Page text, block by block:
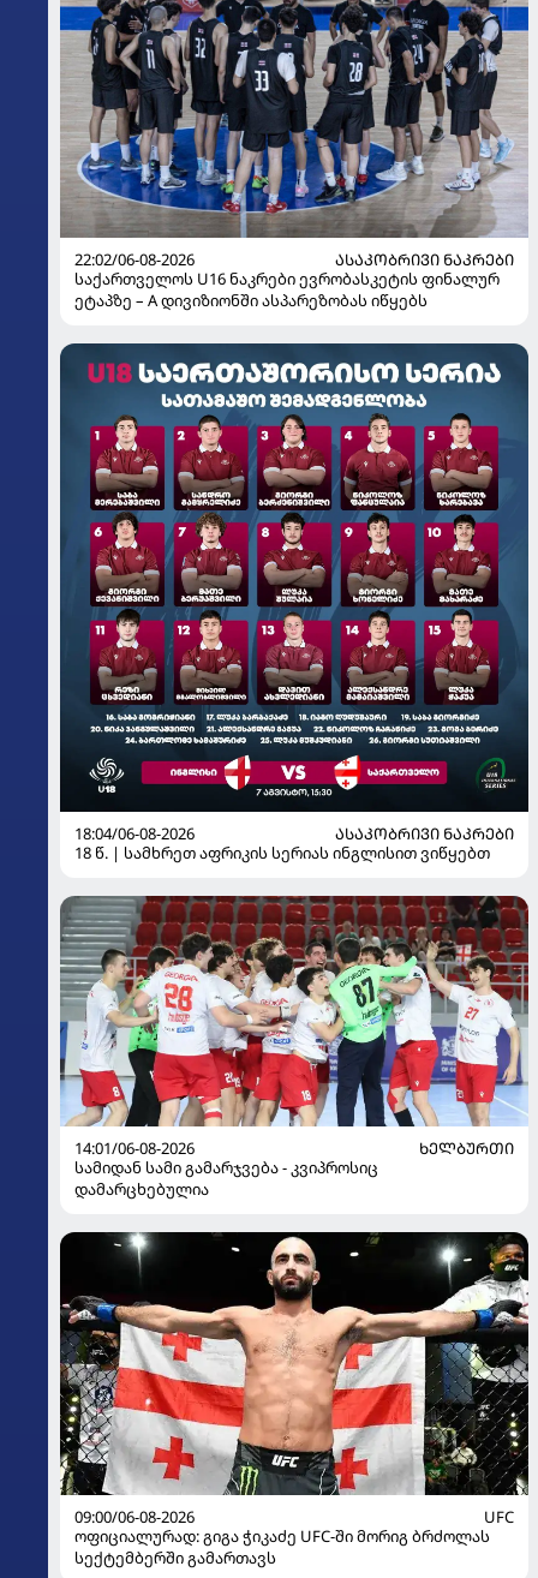
22:02/06-08-2026
ᲐᲡᲐᲙᲝᲑᲠᲘᲕᲘ ᲜᲐᲙᲠᲔᲑᲘ
საქართველოს U16 ნაკრები ევრობასკეტის ფინალურ
ეტაპზე – A დივიზიონში ასპარეზობას იწყებს
18:04/06-08-2026
ᲐᲡᲐᲙᲝᲑᲠᲘᲕᲘ ᲜᲐᲙᲠᲔᲑᲘ
18 წ. | სამხრეთ აფრიკის სერიას ინგლისით ვიწყებთ
14:01/06-08-2026
ᲮᲔᲚᲑᲣᲠᲗᲘ
სამიდან სამი გამარჯვება - კვიპროსიც
დამარცხებულია
09:00/06-08-2026
UFC
ოფიციალურად: გიგა ჭიკაძე UFC-ში მორიგ ბრძოლას
სექტემბერში გამართავს